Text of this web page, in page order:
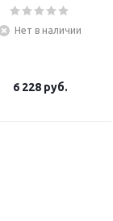
Нет в наличии
6 228руб.